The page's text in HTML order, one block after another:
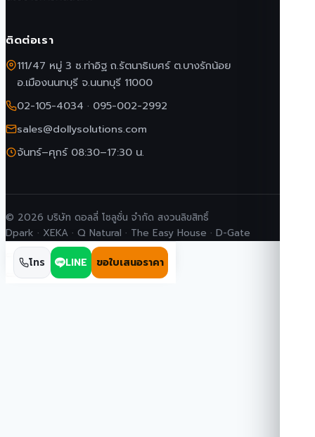
ติดต่อเรา
111/47 หมู่ 3 ซ.ท่าอิฐ ถ.รัตนาธิเบศร์ ต.บางรักน้อย
อ.เมืองนนทบุรี จ.นนทบุรี 11000
02-105-4034 · 095-002-2992
sales@dollysolutions.com
จันทร์–ศุกร์ 08:30–17:30 น.
© 2026 บริษัท ดอลลี่ โซลูชั่น จำกัด สงวนลิขสิทธิ์
Dpark · XEKA · Q Natural · The Easy House · D-Gate
โทร LINE ขอใบเสนอราคา